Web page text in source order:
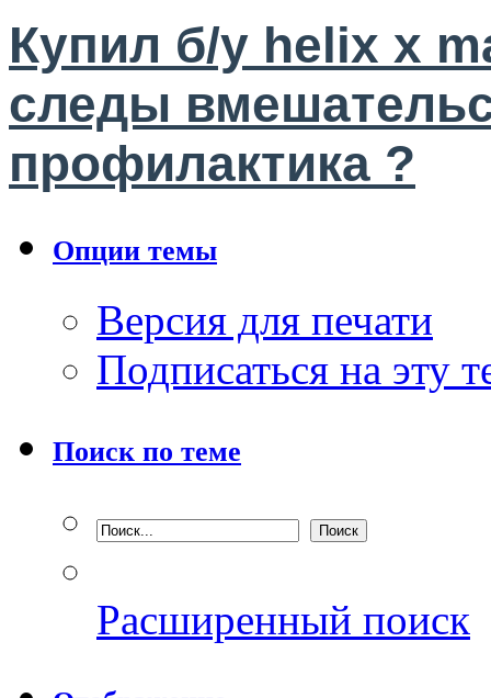
Купил б/у helix x
следы
профилактика ?
Опции темы
Версия для печати
Подписаться на эту
Поиск по теме
Расширенный поиск